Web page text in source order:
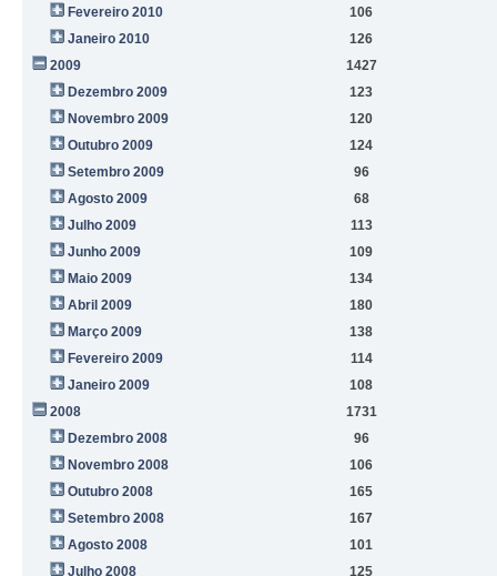
Fevereiro 2010
106
Janeiro 2010
126
2009
1427
Dezembro 2009
123
Novembro 2009
120
Outubro 2009
124
Setembro 2009
96
Agosto 2009
68
Julho 2009
113
Junho 2009
109
Maio 2009
134
Abril 2009
180
Março 2009
138
Fevereiro 2009
114
Janeiro 2009
108
2008
1731
Dezembro 2008
96
Novembro 2008
106
Outubro 2008
165
Setembro 2008
167
Agosto 2008
101
Julho 2008
125